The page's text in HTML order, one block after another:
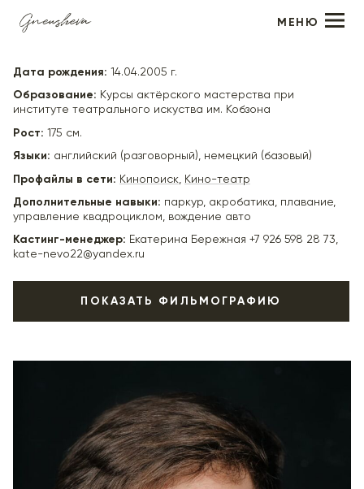
МЕНЮ
Александр Тарасов
Дата рождения: 14.04.2005 г.
Образование: Курсы актёрского мастерства при
институте театрального искуства им. Кобзона
Рост: 175 см.
Языки: английский (разговорный), немецкий (базовый)
Профайлы в сети: Кинопоиск Кино-театр
Дополнительные навыки: паркур, акробатика, плавание,
управление квадроциклом, вождение авто
Кастинг-менеджер: Екатерина Бережная +7 926 598 28 73,
kate-nevo22@yandex.ru
ПОКАЗАТЬ ФИЛЬМОГРАФИЮ
"Стрим" - школьник, реж. Рустам Ильясов
"Друг на час" - Вася, реж. Александр Бойков
"Любовь Советского Союза" (в производстве) -
комсомолец, реж. Дмитрий Иосифов